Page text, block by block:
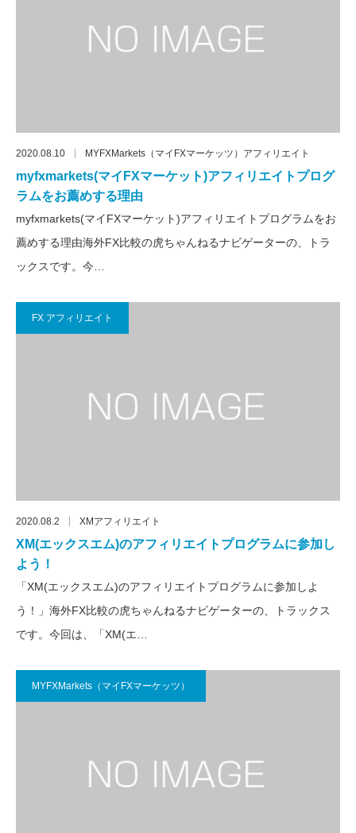
2020.08.10 MYFXMarkets（マイFXマーケッツ）アフィリエイト
myfxmarkets(マイFXマーケット)アフィリエイトプログ
ラムをお薦めする理由
myfxmarkets(マイFXマーケット)アフィリエイトプログラムをお
薦めする理由海外FX比較の虎ちゃんねるナビゲーターの、トラ
ックスです。今…
FX アフィリエイト
2020.08.2 XMアフィリエイト
XM(エックスエム)のアフィリエイトプログラムに参加し
よう！
「XM(エックスエム)のアフィリエイトプログラムに参加しよ
う！」海外FX比較の虎ちゃんねるナビゲーターの、トラックス
です。今回は、「XM(エ…
MYFXMarkets（マイFXマーケッツ）